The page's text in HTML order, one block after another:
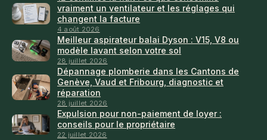
vraiment un ventilateur et les réglages qui
changent la facture
4 août 2026
Meilleur aspirateur balai Dyson : V15, V8 ou
modèle lavant selon votre sol
28 juillet 2026
Dépannage plomberie dans les Cantons de
Genève, Vaud et Fribourg, diagnostic et
réparation
28 juillet 2026
Expulsion pour non-paiement de loyer :
conseils pour le propriétaire
22 juillet 2026